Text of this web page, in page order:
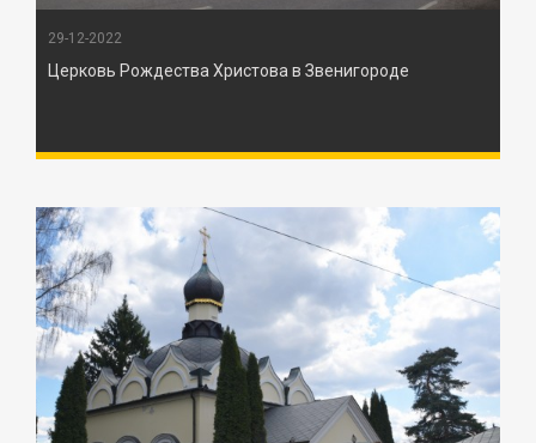
29-12-2022
Церковь Рождества Христова в Звенигороде